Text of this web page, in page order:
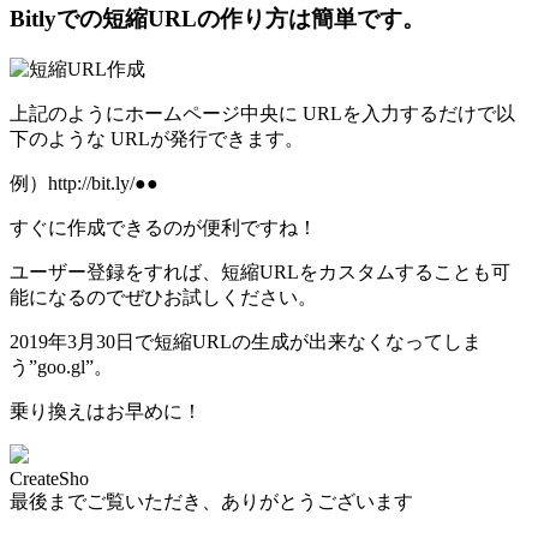
Bitlyでの短縮URLの作り方は簡単です。
上記のようにホームページ中央に URLを入力するだけで以
下のような URLが発行できます。
例）http://bit.ly/●●
すぐに作成できるのが便利ですね！
ユーザー登録をすれば、短縮URLをカスタムすることも可
能になるのでぜひお試しください。
2019年3月30日で短縮URLの生成が出来なくなってしま
う”goo.gl”。
乗り換えはお早めに！
CreateSho
最後までご覧いただき、ありがとうございます